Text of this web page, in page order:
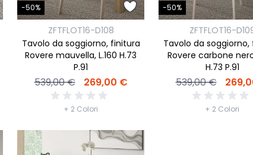
-50%
ZFTFLOT16-D108
Tavolo da soggiorno, finitura
Rovere mauvella, L.160 H.73
P.91
539,00 € 269,00 €
+ 2 Colori
-50%
ZFTFLOT16-
Tavolo da
Rovere carbone
H.73 P.91
539,00 €
+ 2 Colori